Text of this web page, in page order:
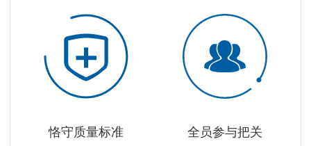
恪守质量标准 全员参与把关